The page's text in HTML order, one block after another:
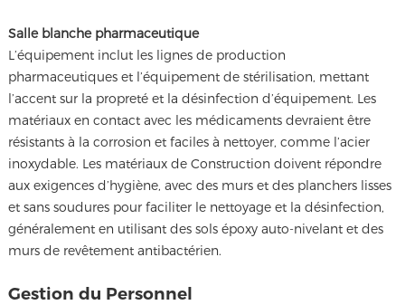
Salle blanche pharmaceutique
L’équipement inclut les lignes de production
pharmaceutiques et l’équipement de stérilisation, mettant
l’accent sur la propreté et la désinfection d’équipement. Les
matériaux en contact avec les médicaments devraient être
résistants à la corrosion et faciles à nettoyer, comme l’acier
inoxydable. Les matériaux de Construction doivent répondre
aux exigences d’hygiène, avec des murs et des planchers lisses
et sans soudures pour faciliter le nettoyage et la désinfection,
généralement en utilisant des sols époxy auto-nivelant et des
murs de revêtement antibactérien.
Gestion du Personnel